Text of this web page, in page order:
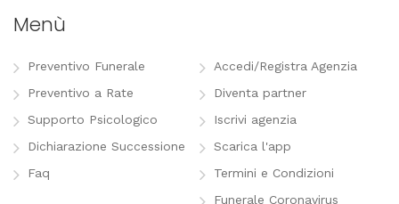
Menù
Preventivo Funerale
Preventivo a Rate
Supporto Psicologico
Dichiarazione Successione
Faq
Accedi/Registra Agenzia
Diventa partner
Iscrivi agenzia
Scarica l'app
Termini e Condizioni
Funerale Coronavirus